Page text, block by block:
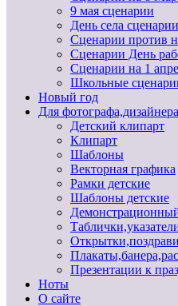
9 мая сценарии
День села сценарии
Сценарии против
Сценарии День
Сценарии на 1
Школьные
Новый год
Для
Детский клипарт
Клипарт
Шаблоны
Векторная графика
Рамки детские
Шаблоны детские
Презентации к
Ноты
О сайте